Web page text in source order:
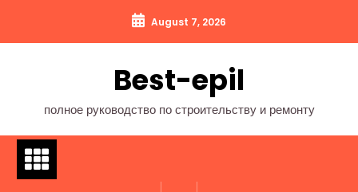
содержимому
August 7, 2026
Best-epil
полное руководство по строительству и ремонту